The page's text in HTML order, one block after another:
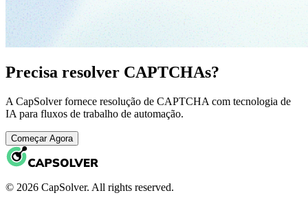
Precisa resolver CAPTCHAs?
A CapSolver fornece resolução de CAPTCHA com tecnologia de
IA para fluxos de trabalho de automação.
Começar Agora
© 2026 CapSolver. All rights reserved.